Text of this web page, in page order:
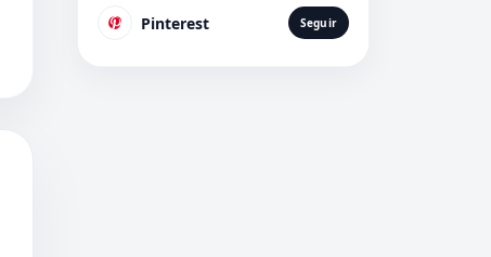
Pinterest Seguir